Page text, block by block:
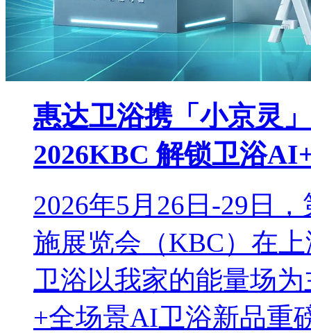
惠达卫浴携「小京灵
2026KBC 解锁卫浴
2026年5月26日-29日
施展览会（KBC）在
卫浴以我家的能量场
+全场景AI卫浴新品重